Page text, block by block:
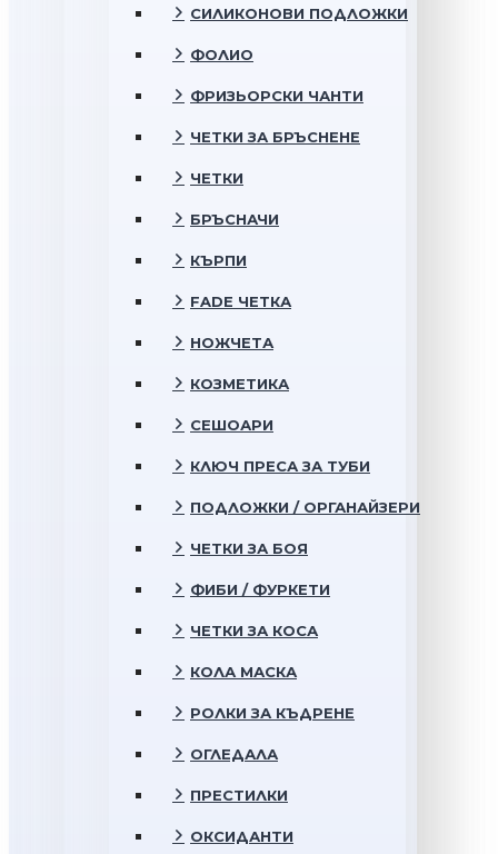
СИЛИКОНОВИ ПОДЛОЖКИ
ФОЛИО
ФРИЗЬОРСКИ ЧАНТИ
ЧЕТКИ ЗА БРЪСНЕНЕ
ЧЕТКИ
БРЪСНАЧИ
КЪРПИ
FADE ЧЕТКА
НОЖЧЕТА
КОЗМЕТИКА
СЕШОАРИ
КЛЮЧ ПРЕСА ЗА ТУБИ
ПОДЛОЖКИ / ОРГАНАЙЗЕРИ
ЧЕТКИ ЗА БОЯ
ФИБИ / ФУРКЕТИ
ЧЕТКИ ЗА КОСА
КОЛА МАСКА
РОЛКИ ЗА КЪДРЕНЕ
ОГЛЕДАЛА
ПРЕСТИЛКИ
ОКСИДАНТИ